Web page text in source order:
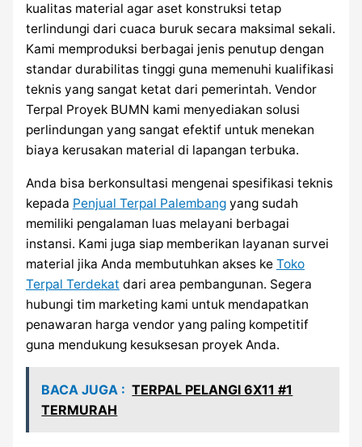
kualitas material agar aset konstruksi tetap
terlindungi dari cuaca buruk secara maksimal sekali.
Kami memproduksi berbagai jenis penutup dengan
standar durabilitas tinggi guna memenuhi kualifikasi
teknis yang sangat ketat dari pemerintah. Vendor
Terpal Proyek BUMN kami menyediakan solusi
perlindungan yang sangat efektif untuk menekan
biaya kerusakan material di lapangan terbuka.
Anda bisa berkonsultasi mengenai spesifikasi teknis
kepada Penjual Terpal Palembangyang sudah
memiliki pengalaman luas melayani berbagai
instansi. Kami juga siap memberikan layanan survei
material jika Anda membutuhkan akses ke Toko
Terpal Terdekat dari area pembangunan. Segera
hubungi tim marketing kami untuk mendapatkan
penawaran harga vendor yang paling kompetitif
guna mendukung kesuksesan proyek Anda.
BACA JUGA : TERPAL PELANGI 6X11 #1
TERMURAH